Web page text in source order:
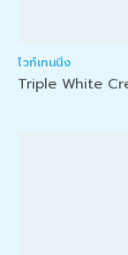
ไวท์เทนนิ่ง
Triple White